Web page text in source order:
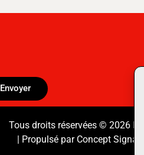
Envoyer
Tous droits réservées © 2026
| Propulsé par Concept